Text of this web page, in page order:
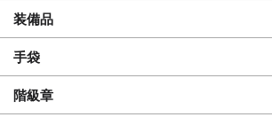
装備品
手袋
階級章